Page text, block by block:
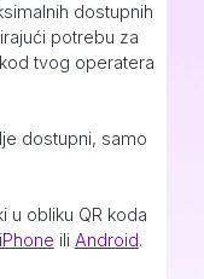
dostupnih
potrebu za
tvog operatera
dostupni, samo
u obliku QR koda
iPhone ili Android.